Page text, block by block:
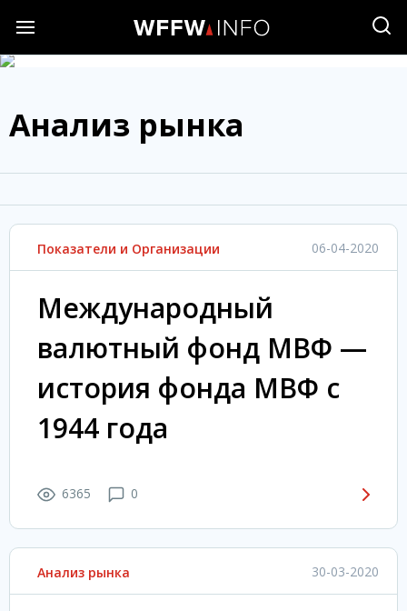
Анализ рынка
Показатели и Организации 06-04-2020
Международный
валютный фонд МВФ —
история фонда МВФ с
1944 года
6365 0
Анализ рынка 30-03-2020